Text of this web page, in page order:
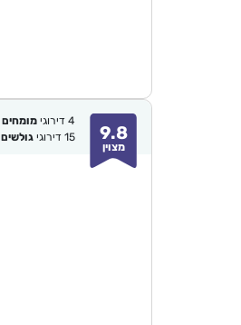
9.8
מצוין
4 דירוגימומחים
15 דירוגיגולשים